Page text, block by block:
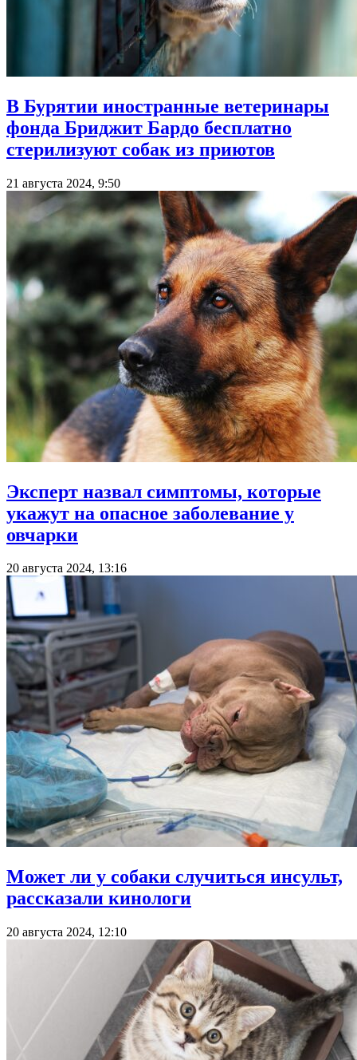
В Бурятии иностранные ветеринары
фонда Бриджит Бардо бесплатно
стерилизуют собак из приютов
21 августа 2024, 9:50
Эксперт назвал симптомы, которые
укажут на опасное заболевание у
овчарки
20 августа 2024, 13:16
Может ли у собаки случиться инсульт,
рассказали кинологи
20 августа 2024, 12:10